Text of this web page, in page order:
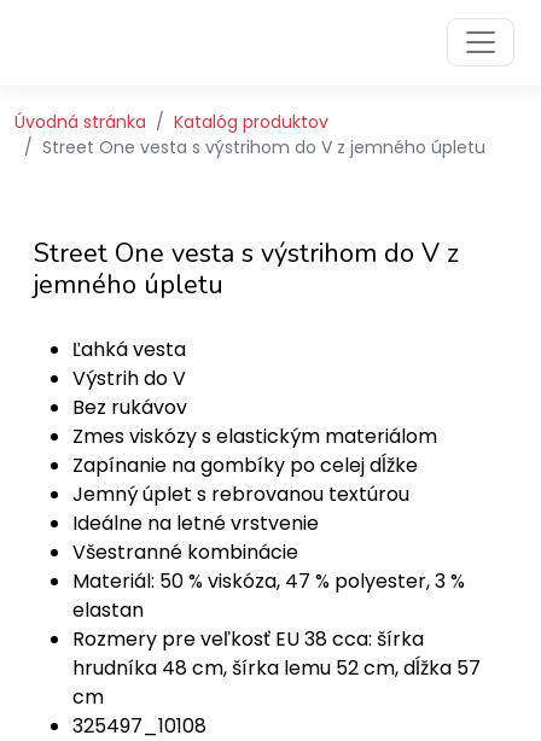
Úvodná stránka
Katalóg produktov
Street One vesta s výstrihom do V z jemného úpletu
Street One vesta s výstrihom do V z
jemného úpletu
Ľahká vesta
Výstrih do V
Bez rukávov
Zmes viskózy s elastickým materiálom
Zapínanie na gombíky po celej dĺžke
Jemný úplet s rebrovanou textúrou
Ideálne na letné vrstvenie
Všestranné kombinácie
Materiál: 50 % viskóza, 47 % polyester, 3 %
elastan
Rozmery pre veľkosť EU 38 cca: šírka
hrudníka 48 cm, šírka lemu 52 cm, dĺžka 57
cm
325497_10108